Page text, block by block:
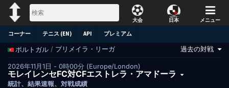
大会 日本 メニュー
コーナー テニス (EN) API プレミアム
ポルトガル / プリメイラ・リーガ 過去の対戦
2026年11月1日 - 0時00分 (Europe/London)
モレイレンセFC対CFエストレラ・アマドーラ
統計、結果速報、対戦成績